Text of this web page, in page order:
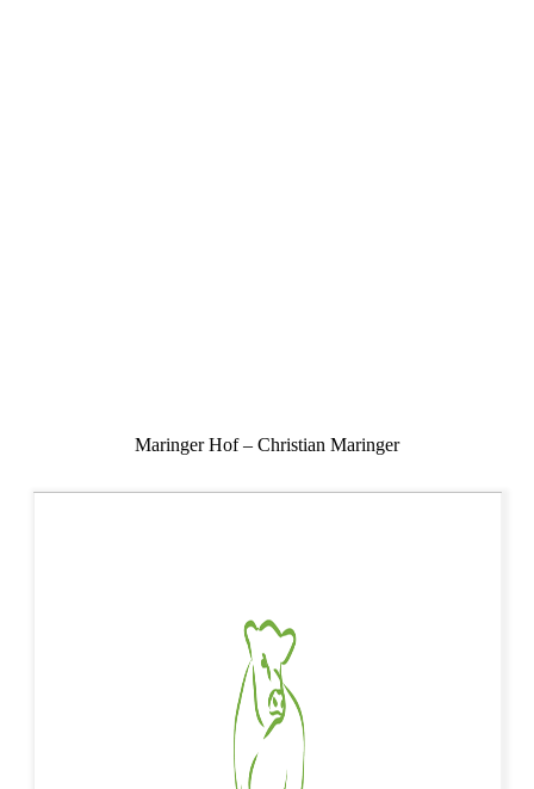
Maringer Hof – Christian Maringer